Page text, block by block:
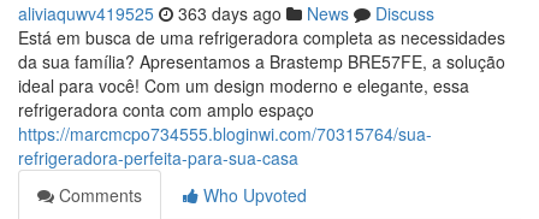
aliviaquwv419525 363 days ago News
Discuss
Está em busca de uma refrigeradora completa as necessidades
da sua família? Apresentamos a Brastemp BRE57FE, a solução
ideal para você! Com um design moderno e elegante, essa
refrigeradora conta com amplo espaço
https://marcmcpo734555.bloginwi.com/70315764/sua-
refrigeradora-perfeita-para-sua-casa
Comments
Who Upvoted